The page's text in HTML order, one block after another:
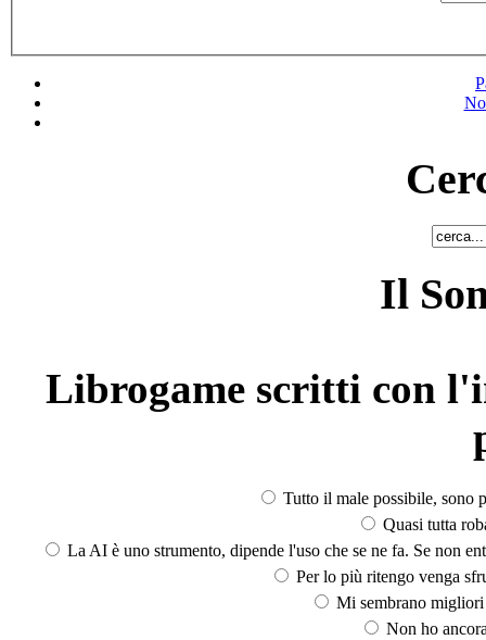
Il
Librogame scritti con
Tutto il male possibile, sono
Quasi tutta
La AI è uno strumento, dipende l'uso che se ne fa. Se non
Per lo più ritengo venga
Mi sembrano
Non ho